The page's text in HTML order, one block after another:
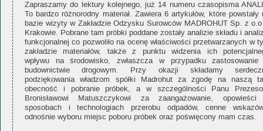
Zapraszamy do lektury kolejnego, już 14 numeru czasopisma
To bardzo różnorodny materiał. Zawiera 6 artykułów, które powstały
bazie wizyty w Zakładzie Odzysku Surowców MADROHUT Sp. z
Krakowie. Pobrane tam próbki poddane zostały analizie składu i
funkcjonalnej co pozwoliło na ocenę właściwości przetwarzanych w
zakładzie materiałów, także z punktu widzenia ich
wpływu na środowisko, zwłaszcza w przypadku zastosowanie
budownictwie drogowym. Przy okazji składamy
podziękowania władzom spółki Madrohut za zgodę na naszą
obecność i pobranie próbek, a w szczególności Panu
Bronisławowi Matuszczykowi za zaangażowanie,
sposobach i technologiach przerobu odpadów, cenne
odnośnie wyboru miejsc poboru próbek oraz poświęcony mam czas.